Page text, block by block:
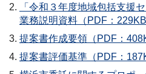
「令和３年度地域包括支援
業務説明資料（PDF：229KB
提案書作成要領（PDF：
提案書評価基準（PDF：